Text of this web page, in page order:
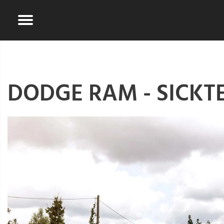
DODGE RAM -